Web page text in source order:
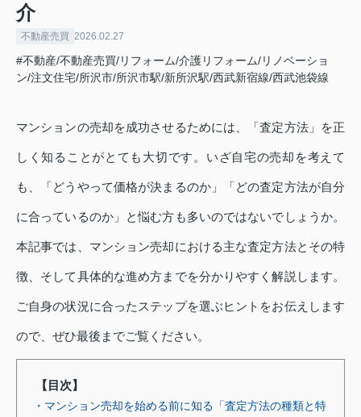
介
不動産売買 2026.02.27
#不動産/不動産売買/リフォーム/介護リフォーム/リノベーショ
ン/注文住宅/所沢市/所沢市駅/新所沢駅/西武新宿線/西武池袋線
マンションの売却を成功させるためには、「査定方法」を正
しく知ることがとても大切です。いざ自宅の売却を考えて
も、「どうやって価格が決まるのか」「どの査定方法が自分
に合っているのか」と悩む方も多いのではないでしょうか。
本記事では、マンション売却における主な査定方法とその特
徴、そして具体的な進め方までを分かりやすく解説します。
ご自身の状況に合ったステップを選ぶヒントをお伝えします
ので、ぜひ最後までご覧ください。
【目次】
・マンション売却を始める前に知る「査定方法の種類と特